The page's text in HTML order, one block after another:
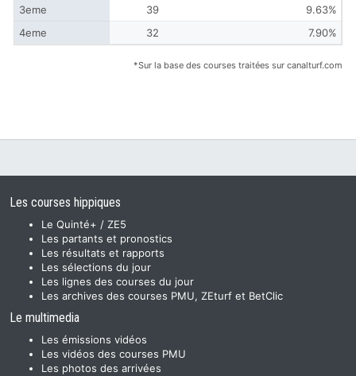
3eme
39
9.63%
4eme
32 7.90%
*Sur la base des courses traitées sur canalturf.com
Les courses hippiques
Le Quinté+ / ZE5
Les partants et pronostics
Les résultats et rapports
Les sélections du jour
Les lignes des courses du jour
Les archives des courses PMU, ZEturf et BetClic
Le multimedia
Les émissions vidéos
Les vidéos des courses PMU
Les photos des arrivées